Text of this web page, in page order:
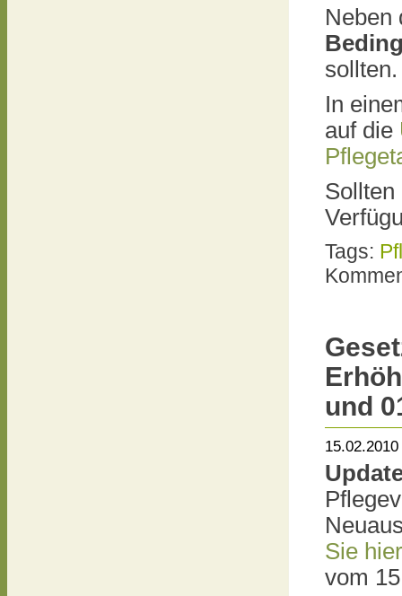
Neben
sollten.
In
auf die
Sollten
Tags:
und
Sie
vom